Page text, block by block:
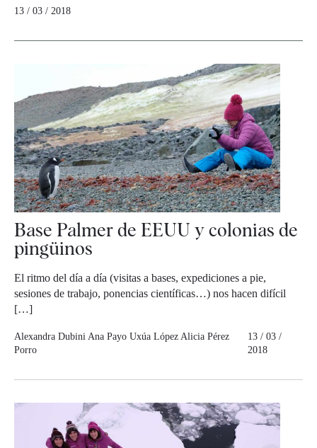
13 / 03 / 2018
Base Palmer de EEUU y colonias de
pingüinos
El ritmo del día a día (visitas a bases, expediciones a pie,
sesiones de trabajo, ponencias científicas…) nos hacen difícil
[…]
Alexandra Dubini Ana Payo Uxúa López Alicia Pérez
Porro
13 / 03 /
2018